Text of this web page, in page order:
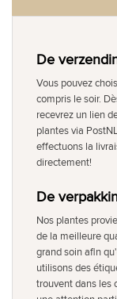
De
Vous pouvez
compris le soir.
recevrez un lien
plantes via
effectuons la
directement!
De
Nos plantes
de la meilleure
grand soin afin
utilisons des
trouvent dans les